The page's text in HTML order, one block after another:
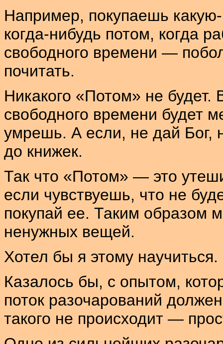
Например, покупаешь
когда-нибудь потом, когда
свободного времени —
почитать.
Никакого «Потом» не
свободного времени будет
умрешь. А если, не дай Бог,
до книжек.
Так что «Потом» — это
если чувствуешь, что не
покупай ее. Таким образом
ненужных вещей.
Хотел бы я этому научиться.
Казалось бы, с опытом,
поток разочарований
такого не происходит —